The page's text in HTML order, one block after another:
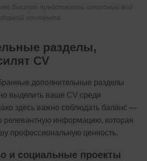
разделы,
CV
дополнительные разделы
выделить ваше CV среди
здесь важно соблюдать баланс —
релевантную информацию, которая
профессиональную ценность.
и социальные проекты